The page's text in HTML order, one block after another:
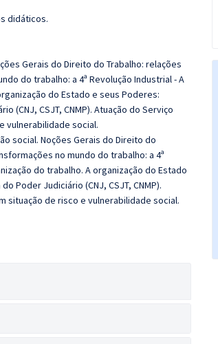
didáticos.
Gerais do Direito do Trabalho: relações
do trabalho: a 4ª Revolução Industrial - A
do Estado e seus Poderes:
(CNJ, CSJT, CNMP). Atuação do Serviço
vulnerabilidade social.
social. Noções Gerais do Direito do
no mundo do trabalho: a 4ª
do trabalho. A organização do Estado
Poder Judiciário (CNJ, CSJT, CNMP).
situação de risco e vulnerabilidade social.